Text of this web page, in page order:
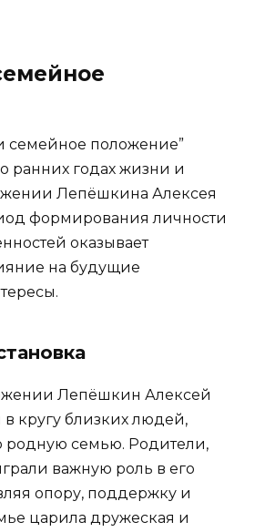
семейное положение”
о ранних годах жизни и
Лепёшкина Алексея
формирования личности
оказывает
на будущие
Лепёшкин Алексей
кругу близких людей,
родную семью. Родители,
важную роль в его
опору, поддержку и
царила дружеская и